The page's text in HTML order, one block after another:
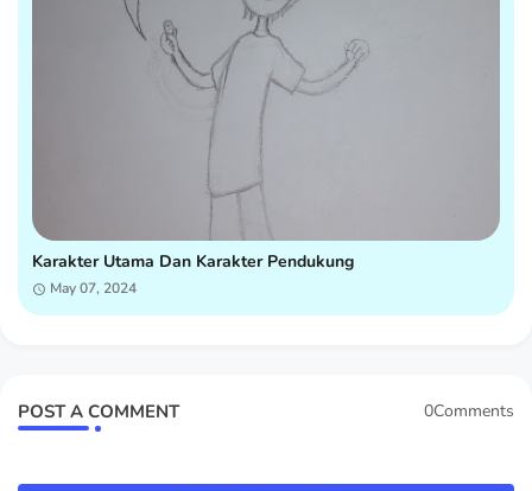
Karakter Utama Dan Karakter Pendukung
May 07, 2024
POST A COMMENT 0Comments